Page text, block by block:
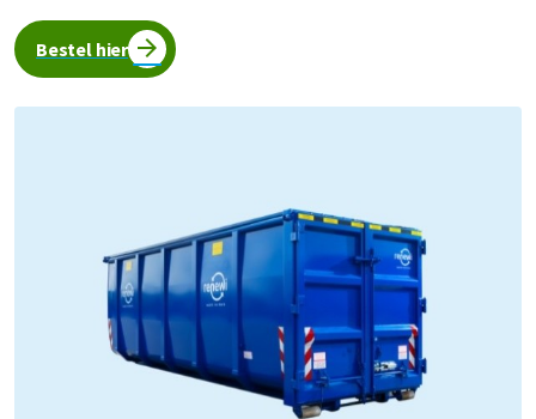
Bestel hier